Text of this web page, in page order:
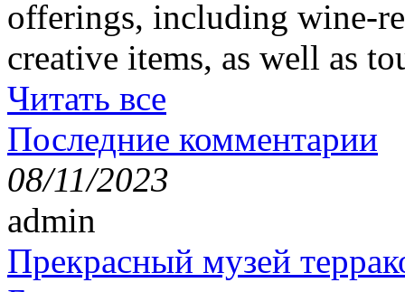
offerings, including wine-
creative items, as well as
Читать все
Последние комментарии
08/11/2023
admin
Прекрасный музей